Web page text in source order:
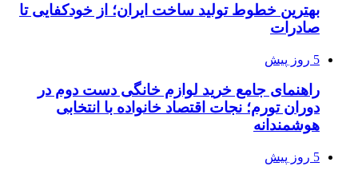
بهترین خطوط تولید ساخت ایران؛ از خودکفایی تا
صادرات
5 روز پیش
راهنمای جامع خرید لوازم خانگی دست دوم در
دوران تورم؛ نجات اقتصاد خانواده با انتخابی
هوشمندانه
5 روز پیش